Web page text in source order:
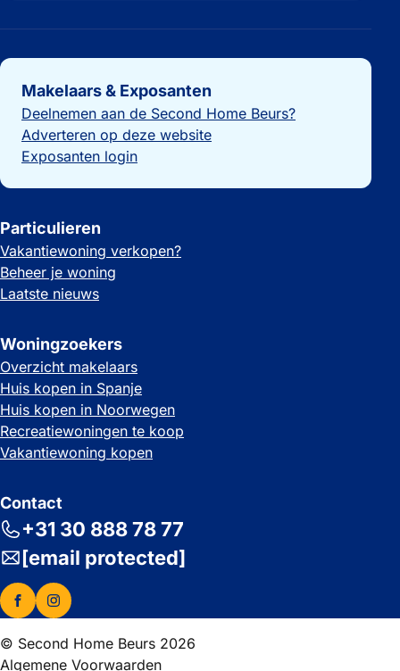
Belangrijke links
Makelaars & Exposanten
Deelnemen aan de Second Home Beurs?
Adverteren op deze website
Exposanten login
Particulieren
Vakantiewoning verkopen?
Beheer je woning
Laatste nieuws
Woningzoekers
Overzicht makelaars
Huis kopen in Spanje
Huis kopen in Noorwegen
Recreatiewoningen te koop
Vakantiewoning kopen
Contact
+31 30 888 78 77
[email protected]
© Second Home Beurs 2026
Algemene Voorwaarden